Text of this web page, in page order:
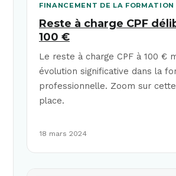
FINANCEMENT DE LA FORMATION
Reste à charge CPF
100 €
Le reste à charge CPF à 100 €
évolution significative dans la
professionnelle. Zoom sur
place.
18 mars 2024